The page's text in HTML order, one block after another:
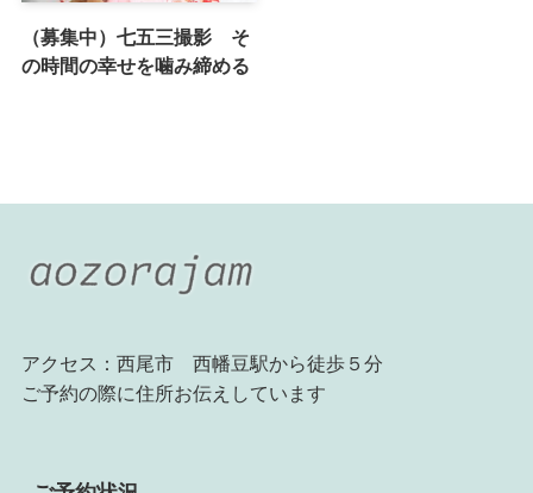
（募集中）七五三撮影 そ
の時間の幸せを噛み締める
アクセス：西尾市 西幡豆駅から徒歩５分
ご予約の際に住所お伝えしています